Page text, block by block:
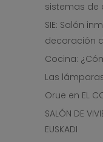
sistemas de
SIE: Salón
decoración
Cocina:
Las
Orue en EL
SALÓN DE
EUSKADI